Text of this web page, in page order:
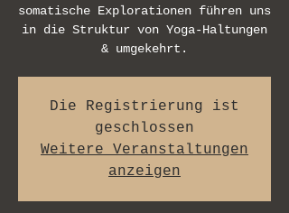
somatische Explorationen führen uns
in die Struktur von Yoga-Haltungen
& umgekehrt.
Die Registrierung ist
geschlossen
Weitere Veranstaltungen
anzeigen